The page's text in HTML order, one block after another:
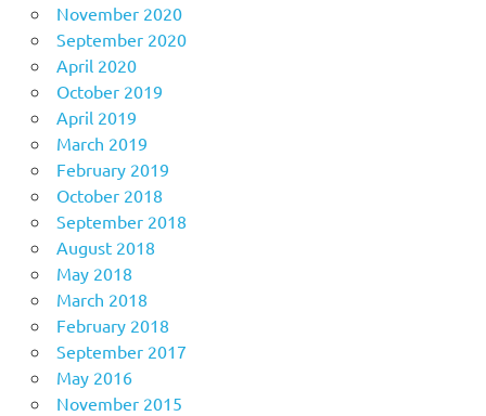
November 2020
September 2020
April 2020
October 2019
April 2019
March 2019
February 2019
October 2018
September 2018
August 2018
May 2018
March 2018
February 2018
September 2017
May 2016
November 2015